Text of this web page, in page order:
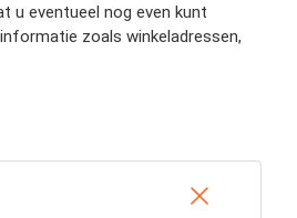
u eventueel nog even kunt
zoals winkeladressen,